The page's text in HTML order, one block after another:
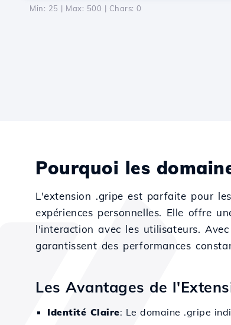
Min: 25 | Max: 500 | Chars: 0
Pourquoi les
L'extension .gripe est parfaite pour
expériences personnelles. Elle offre
l'interaction avec les utilisateurs.
garantissent des performances
Les Avantages de
Identité Claire: Le domaine .gripe